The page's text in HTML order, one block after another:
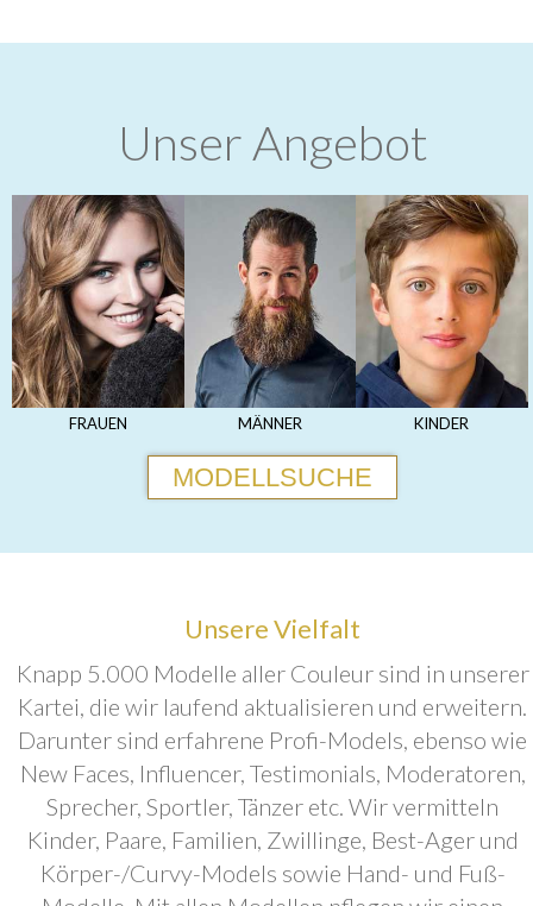
Unser Angebot
FRAUEN MÄNNER KINDER
MODELLSUCHE
Unsere Vielfalt
Knapp 5.000 Modelle aller Couleur sind in unserer
Kartei, die wir laufend aktualisieren und erweitern.
Darunter sind erfahrene Profi-Models, ebenso wie
New Faces, Influencer, Testimonials, Moderatoren,
Sprecher, Sportler, Tänzer etc. Wir vermitteln
Kinder, Paare, Familien, Zwillinge, Best-Ager und
Körper-/Curvy-Models sowie Hand- und Fuß-